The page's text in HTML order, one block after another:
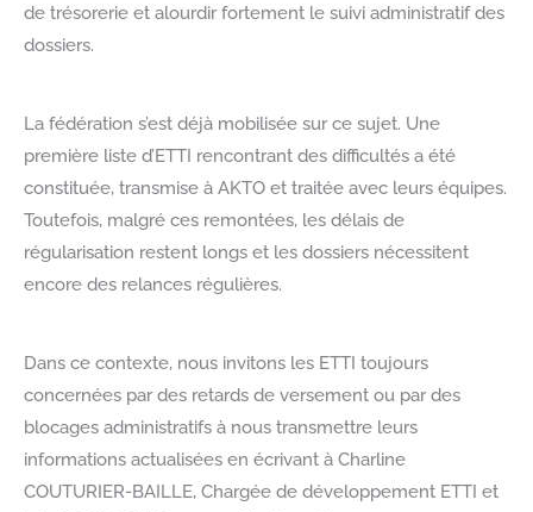
de trésorerie et alourdir fortement le suivi administratif des
dossiers.
La fédération s’est déjà mobilisée sur ce sujet. Une
première liste d’ETTI rencontrant des difficultés a été
constituée, transmise à AKTO et traitée avec leurs équipes.
Toutefois, malgré ces remontées, les délais de
régularisation restent longs et les dossiers nécessitent
encore des relances régulières.
Dans ce contexte, nous invitons les ETTI toujours
concernées par des retards de versement ou par des
blocages administratifs à nous transmettre leurs
informations actualisées en écrivant à Charline
COUTURIER-BAILLE, Chargée de développement ETTI et